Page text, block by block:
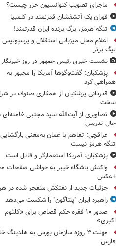
ماجرای تصویب کنوانسیون خزر چیست؟
فوران یک آتشفشان قدرتمند در کلمبیا
تنگه هرمز، برگ برنده ایران قدرتمند!
اعلام محل میزبانی استقلال و پرسپولیس
لیگ برتر
نشست خبری رئیس جمهور در روز خبرنگار
پزشکیان: گفت‌وگوها آمریکا را مجبور به
همراهی کرد
قدردانی پزشکیان از همکاری صنوف در
سخت
تصاویری از آیت‌الله سید مجتبی خامنه‌ای
حال تدریس
عراقچی: تفاهم با عمان به‌معنی بازگشایی
تنگه هرمز نیست
پزشکیان: آمریکا استعمارگر و قاتل است
واکنش باشگاه خیبر به حواشی صفحات
+عکس
جزئیات جدید از نفتکش منفجر شده در
راهبرد ایران "پنتاگون" را شکست می‌دهد
صدور ۱۰ فقره حکم قصاص برای «کلثوم
اکبری»
مهلت ۳ روزه سازمان بورس به هلدینگ
فارس